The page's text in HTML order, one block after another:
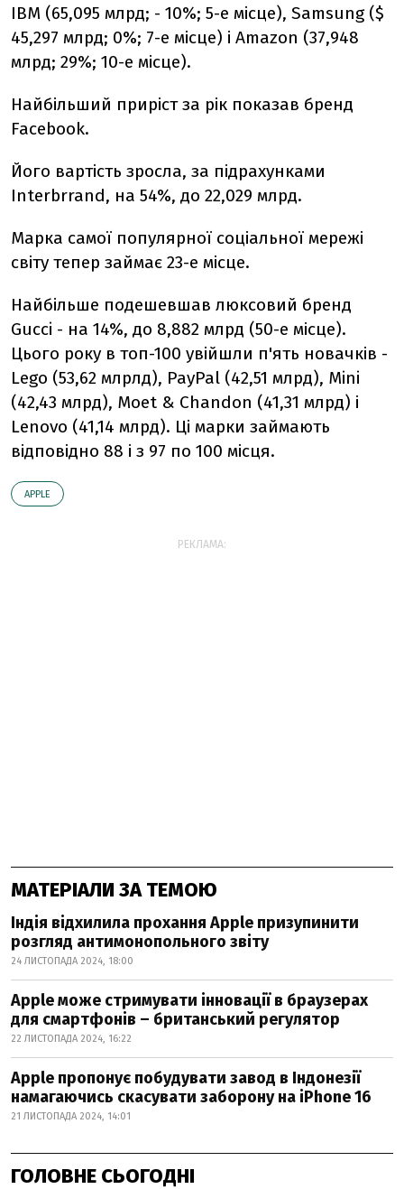
IBM (65,095 млрд; - 10%; 5-е місце), Samsung ($
45,297 млрд; 0%; 7-е місце) і Amazon (37,948
млрд; 29%; 10-е місце).
Найбільший приріст за рік показав бренд
Facebook.
Його вартість зросла, за підрахунками
Interbrrand, на 54%, до 22,029 млрд.
Марка самої популярної соціальної мережі
світу тепер займає 23-е місце.
Найбільше подешевшав люксовий бренд
Gucci - на 14%, до 8,882 млрд (50-е місце).
Цього року в топ-100 увійшли п'ять новачків -
Lego (53,62 млрлд), PayPal (42,51 млрд), Mini
(42,43 млрд), Moet & Chandon (41,31 млрд) і
Lenovo (41,14 млрд). Ці марки займають
відповідно 88 і з 97 по 100 місця.
АPPLE
РЕКЛАМА:
МАТЕРІАЛИ ЗА ТЕМОЮ
Індія відхилила прохання Apple призупинити
розгляд антимонопольного звіту
24 ЛИСТОПАДА 2024, 18:00
Apple може стримувати інновації в браузерах
для смартфонів – британський регулятор
22 ЛИСТОПАДА 2024, 16:22
Apple пропонує побудувати завод в Індонезії
намагаючись скасувати заборону на iPhone 16
21 ЛИСТОПАДА 2024, 14:01
ГОЛОВНЕ СЬОГОДНІ